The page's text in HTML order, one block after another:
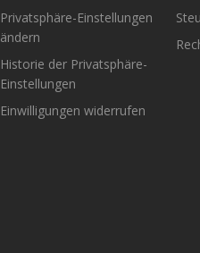
Privatsphäre-Einstellungen
ändern
Historie der Privatsphäre-
Einstellungen
Einwilligungen widerrufen